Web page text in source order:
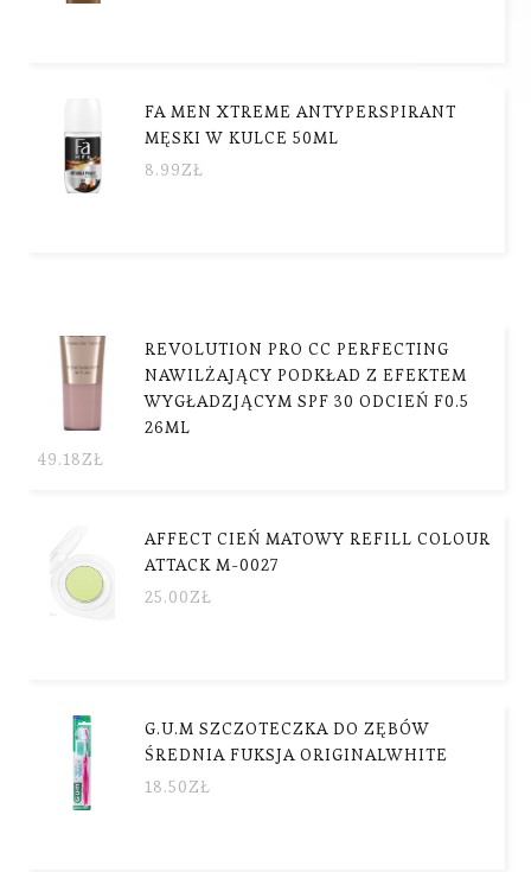
FA MEN XTREME ANTYPERSPIRANT
MĘSKI W KULCE 50ML
8.99ZŁ
REVOLUTION PRO CC PERFECTING
NAWILŻAJĄCY PODKŁAD Z EFEKTEM
WYGŁADZJĄCYM SPF 30 ODCIEŃ F0.5
26ML
49.18ZŁ
AFFECT CIEŃ MATOWY REFILL COLOUR
ATTACK M-0027
25.00ZŁ
G.U.M SZCZOTECZKA DO ZĘBÓW
ŚREDNIA FUKSJA ORIGINALWHITE
18.50ZŁ